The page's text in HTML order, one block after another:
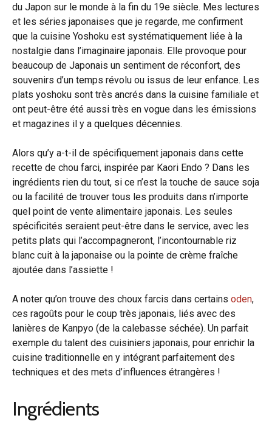
du Japon sur le monde à la fin du 19e siècle. Mes lectures
et les séries japonaises que je regarde, me confirment
que la cuisine Yoshoku est systématiquement liée à la
nostalgie dans l’imaginaire japonais. Elle provoque pour
beaucoup de Japonais un sentiment de réconfort, des
souvenirs d’un temps révolu ou issus de leur enfance. Les
plats yoshoku sont très ancrés dans la cuisine familiale et
ont peut-être été aussi très en vogue dans les émissions
et magazines il y a quelques décennies.
Alors qu’y a-t-il de spécifiquement japonais dans cette
recette de chou farci, inspirée par Kaori Endo ? Dans les
ingrédients rien du tout, si ce n’est la touche de sauce soja
ou la facilité de trouver tous les produits dans n’importe
quel point de vente alimentaire japonais. Les seules
spécificités seraient peut-être dans le service, avec les
petits plats qui l’accompagneront, l’incontournable riz
blanc cuit à la japonaise ou la pointe de crème fraîche
ajoutée dans l’assiette !
A noter qu’on trouve des choux farcis dans certains oden,
ces ragoûts pour le coup très japonais, liés avec des
lanières de Kanpyo (de la calebasse séchée). Un parfait
exemple du talent des cuisiniers japonais, pour enrichir la
cuisine traditionnelle en y intégrant parfaitement des
techniques et des mets d’influences étrangères !
Ingrédients